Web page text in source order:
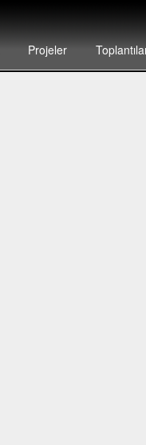
Projeler